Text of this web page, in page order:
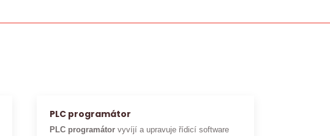
PLC programátor
PLC programátor vyvíjí a upravuje řídicí software